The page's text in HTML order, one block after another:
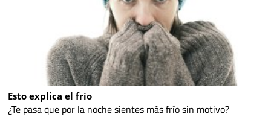
Esto explica el frío
¿Te pasa que por la noche sientes más frío sin motivo?